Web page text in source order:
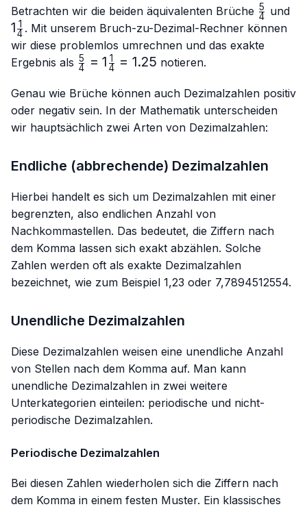
Betrachten wir die beiden äquivalenten Brüche \frac{5}
{4}
4
5 und
1 4
1 . Mit unserem Bruch-zu-Dezimal-Rechner können
wir diese problemlos umrechnen und das exakte
Ergebnis als \frac{5}
{4}=1.25
4
5 = 1 4
1 = 1.25 notieren.
Genau wie Brüche können auch Dezimalzahlen positiv
oder negativ sein. In der Mathematik unterscheiden
wir hauptsächlich zwei Arten von Dezimalzahlen:
Endliche (abbrechende) Dezimalzahlen
Hierbei handelt es sich um Dezimalzahlen mit einer
begrenzten, also endlichen Anzahl von
Nachkommastellen. Das bedeutet, die Ziffern nach
dem Komma lassen sich exakt abzählen. Solche
Zahlen werden oft als exakte Dezimalzahlen
bezeichnet, wie zum Beispiel 1,23 oder 7,7894512554.
Unendliche Dezimalzahlen
Diese Dezimalzahlen weisen eine unendliche Anzahl
von Stellen nach dem Komma auf. Man kann
unendliche Dezimalzahlen in zwei weitere
Unterkategorien einteilen: periodische und nicht-
periodische Dezimalzahlen.
Periodische Dezimalzahlen
Bei diesen Zahlen wiederholen sich die Ziffern nach
dem Komma in einem festen Muster. Ein klassisches